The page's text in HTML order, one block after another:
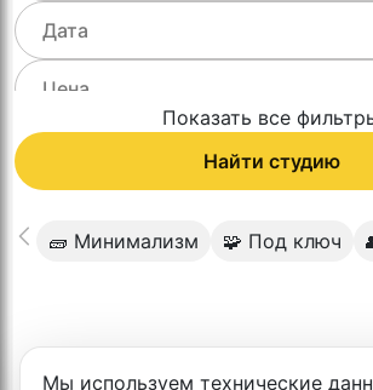
Показать все
Найти студию
🧱 Минимализм 🧩 Под ключ
Мы используем технические